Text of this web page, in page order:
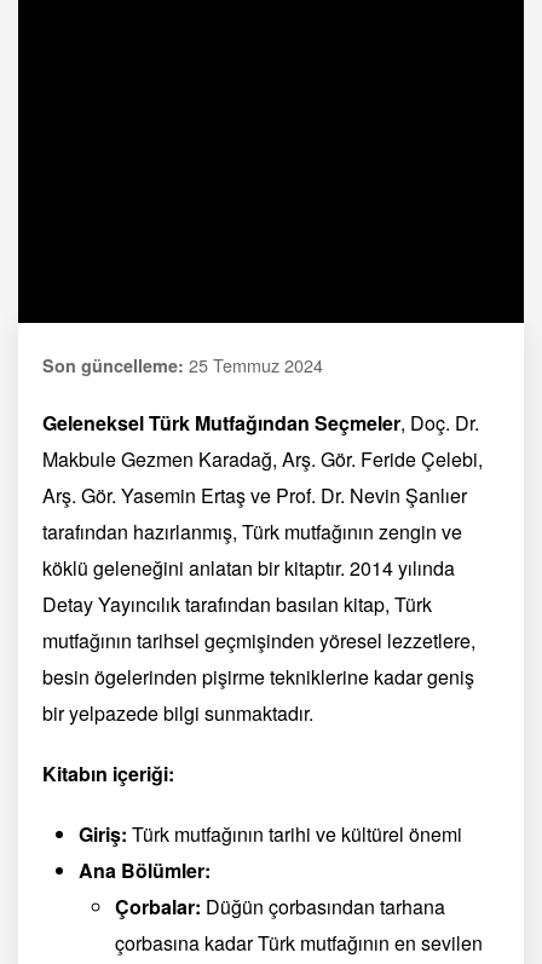
Son güncelleme: 25 Temmuz 2024
Geleneksel Türk Mutfağından Seçmeler, Doç. Dr.
Makbule Gezmen Karadağ, Arş. Gör. Feride Çelebi,
Arş. Gör. Yasemin Ertaş ve Prof. Dr. Nevin Şanlıer
tarafından hazırlanmış, Türk mutfağının zengin ve
köklü geleneğini anlatan bir kitaptır. 2014 yılında
Detay Yayıncılık tarafından basılan kitap, Türk
mutfağının tarihsel geçmişinden yöresel lezzetlere,
besin ögelerinden pişirme tekniklerine kadar geniş
bir yelpazede bilgi sunmaktadır.
Kitabın içeriği:
Giriş: Türk mutfağının tarihi ve kültürel önemi
Ana Bölümler:
Çorbalar: Düğün çorbasından tarhana
çorbasına kadar Türk mutfağının en sevilen